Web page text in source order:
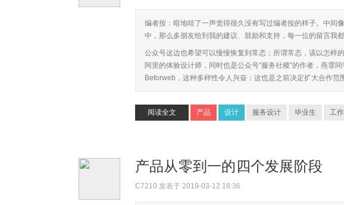
编者按：暗地哇了一声觉得很久没有写过编者按的样子。中间
中，那么多朋友给到我的建议、鼓励和支持，每一位的留言我
公众号这边也希望可以慢慢恢复到常态；所谓常态，该以怎样
阿里的体验设计师，同时也是公众号“服务社稷”的作者，燕霏
Beforweb，这种多样性令人兴奋；这也是之前决定扩大合作
阅读全文 产品 设计 服务设计 毕业生 工作
产品从零到一的四个发展阶段
C7210 发表于 2019-03-12 18:36